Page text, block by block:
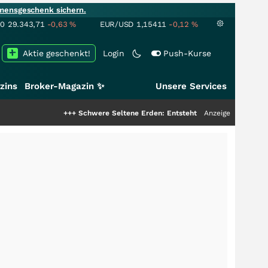
sichern.
29.343,71 -0,63% EUR/USD 1,15411 -0,12 %
Login Push-Kurse
Aktie geschenkt!
Broker-Magazin ✨ Unsere Services
Schwere Seltene Erden: Entsteht hier die nächste
Anzeige